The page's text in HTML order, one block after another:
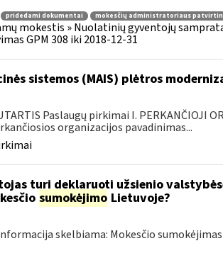
pridedami dokumentai mokesčių administratoriaus
mokestis » Nuolatinių gyventojų
GPM 308 iki 2018-12-31
sistemos (MAIS) plėtros
Paslaugų pirkimai I. PERKANČIOJI
organizacijos pavadinimas...
turi deklaruoti užsienio
sumokėjimo Lietuvoje?
skelbiama: Mokesčio sumokėjimas